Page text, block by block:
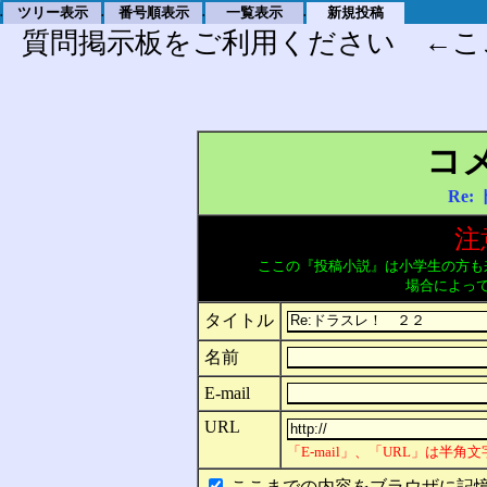
. ツリー表示 . 番号順表示 . 一覧表示 . 新規投稿
質問掲示板をご利用ください ←こ
コ
Re:
注
ここの『投稿小説』は小学生の方
場合によっ
タイトル
名前
E-mail
URL
「E-mail」、「URL」は半角